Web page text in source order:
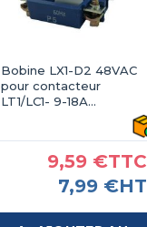
Bobine LX1-D2 48VAC
pour contacteur
LT1/LC1- 9-18А
9,59 €TTC
7,99 €HT